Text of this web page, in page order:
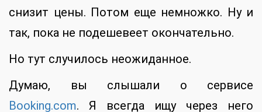
снизит цены. Потом еще немножко. Ну и
так, пока не подешевеет окончательно.
Но тут случилось неожиданное.
Думаю, вы слышали о сервисе
Booking.com. Я всегда ищу через него